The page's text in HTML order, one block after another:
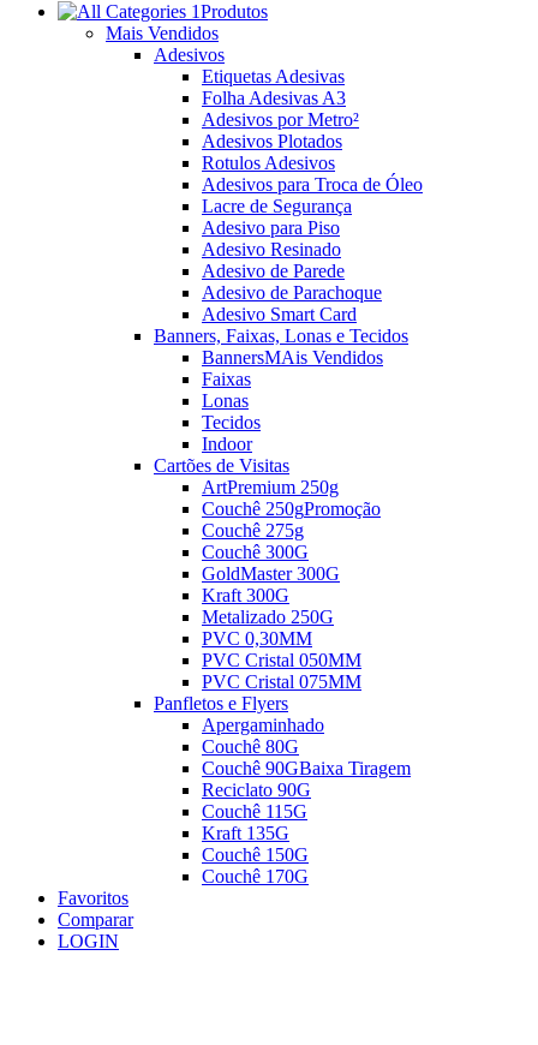
Produtos
Mais Vendidos
Adesivos
Etiquetas Adesivas
Folha Adesivas A3
Adesivos por Metro²
Adesivos Plotados
Rotulos Adesivos
Adesivos para Troca de Óleo
Lacre de Segurança
Adesivo para Piso
Adesivo Resinado
Adesivo de Parede
Adesivo de Parachoque
Adesivo Smart Card
Banners, Faixas, Lonas e Tecidos
BannersMAis Vendidos
Faixas
Lonas
Tecidos
Indoor
Cartões de Visitas
ArtPremium 250g
Couchê 250gPromoção
Couchê 275g
Couchê 300G
GoldMaster 300G
Kraft 300G
Metalizado 250G
PVC 0,30MM
PVC Cristal 050MM
PVC Cristal 075MM
Panfletos e Flyers
Apergaminhado
Couchê 80G
Couchê 90GBaixa Tiragem
Reciclato 90G
Couchê 115G
Kraft 135G
Couchê 150G
Couchê 170G
Favoritos
Comparar
LOGIN